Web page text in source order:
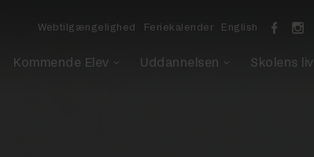
Kommende Elev
Uddannelsen Skolens liv
Webtilgængelighed Feriekalender English